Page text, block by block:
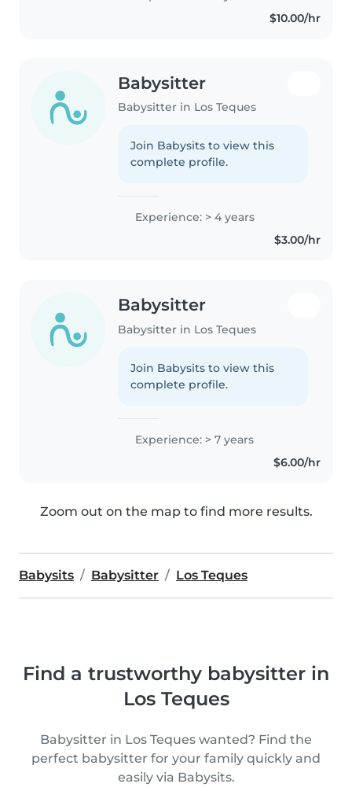
actividad para que se sienta feliz
y Decidicado a desarrollar..$10.00/hr
Babysitter
Babysitter in Los Teques
Join Babysits to view this
complete profile.
Experience: > 4 years
$3.00/hr
Babysitter
Babysitter in Los Teques
Join Babysits to view this
complete profile.
Experience: > 7 years
$6.00/hr
Zoom out on the map to find more results.
Babysits Babysitter Los Teques
Find a trustworthy babysitter in
Los Teques
Babysitter in Los Teques wanted? Find the
perfect babysitter for your family quickly and
easily via Babysits.